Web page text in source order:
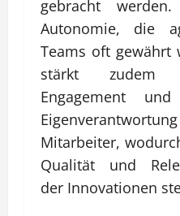
gebracht
Autonomie, die
Teams oft gewährt
stärkt zudem
Engagement
Mitarbeiter,
Qualität und
der Innovationen